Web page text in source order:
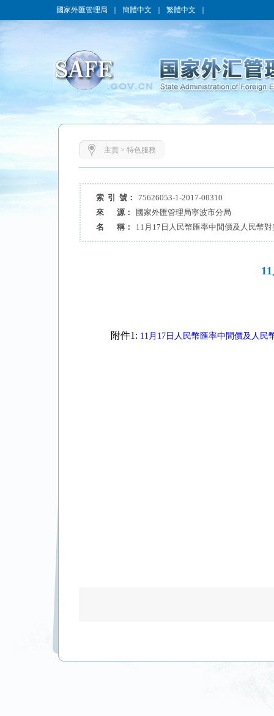
國家外匯管理局 簡體中文 繁體中文
主頁 > 特色服務
索 引 號：
75626053-1-2017-00310
來 源：
國家外匯管理局寧波市分局
名 稱：
11月17日人民幣匯率中間價及人民幣
附件1: 11月17日人民幣匯率中間價及人民